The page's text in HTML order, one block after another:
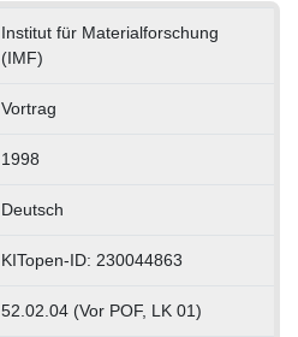
Institut für Materialforschung
(IMF)
Vortrag
1998
Deutsch
KITopen-ID: 230044863
52.02.04 (Vor POF, LK 01)